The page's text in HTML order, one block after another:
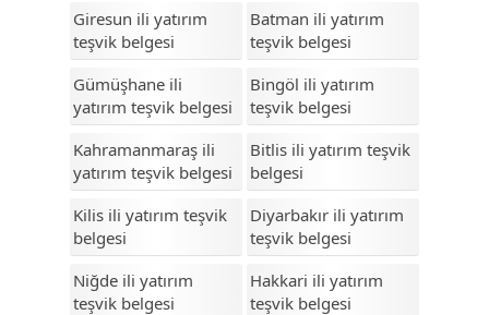
Sivas
Şırnak
Tekirdağ
Trabzon
Tunceli
Uşak
Van
Giresun ili yatırım
teşvik belgesi
Gümüşhane ili
yatırım teşvik belgesi
Kahramanmaraş ili
yatırım teşvik belgesi
Kilis ili yatırım teşvik
belgesi
Niğde ili yatırım
teşvik belgesi
Batman ili yatırım
teşvik belgesi
Bingöl ili yatırım
teşvik belgesi
Bitlis ili yatırım teşvik
belgesi
Diyarbakır ili yatırım
teşvik belgesi
Hakkari ili yatırım
teşvik belgesi